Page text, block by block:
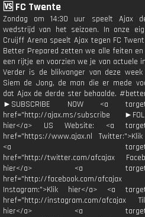
🆚 FC Twente
Zondag om 14:30 uur speelt Ajax
wedstrijd van het seizoen. In onze
Cruijff Arena speelt Ajax tegen FC
Better Prepared zetten we alle feiten
een rijtje en voorzien we je van actuele
Verder is de blikvanger van deze
Siem de Jong, de man die er mede
dat Ajax de derde ster behaalde.
►SUBSCRIBE NOW <a
href="http://ajax.ms/subscribe
hier</a> US Website: <a
href="https://www.ajax.nl
<a
href="http://twitter.com/afcajax
hier</a> <a
href="http://facebook.com/afcajax
Instagram:">Klik hier</a> <a
href="http://instagram.com/afcajax
hier</a> <a